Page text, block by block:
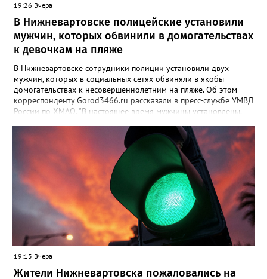
19:26 Вчера
В Нижневартовске полицейские установили
мужчин, которых обвинили в домогательствах
к девочкам на пляже
В Нижневартовске сотрудники полиции установили двух
мужчин, которых в социальных сетях обвиняли в якобы
домогательствах к несовершеннолетним на пляже. Об этом
корреспонденту Gorod3466.ru рассказали в пресс-службе УМВД
России по ХМАО. "В настоящее время мужчины установлены.
правонарушения пока не подтверждается", - заявили в пресс-
службе ведомства. Ранее Gorod3466.ru сообщал, что жители
Нижневартовска рассказывали в соцсетях, что на озере
Молодежное заметили двух пьяных мужчин, которые
домогались до несовершеннолетних девочек.
19:13 Вчера
Жители Нижневартовска пожаловались на